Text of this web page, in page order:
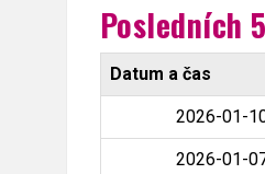
Posledních
Datum a čas
2026-01-
2026-01-